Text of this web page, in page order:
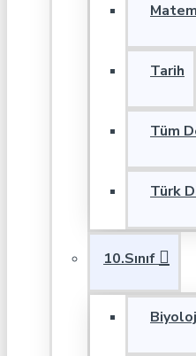
Tarih
Tüm
Türk
10.Sınıf